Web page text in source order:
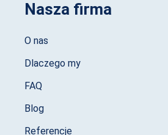
Nasza firma
O nas
Dlaczego my
FAQ
Blog
Referencje